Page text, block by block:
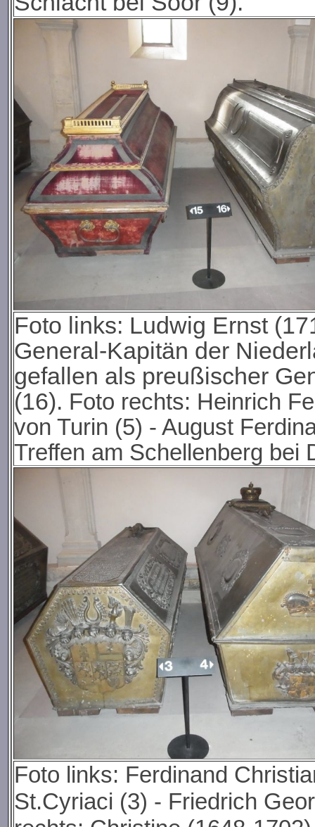
Foto links: Ludwig Ernst
General-Kapitän der
gefallen als preußischer
(16). Foto rechts: Heinrich
von Turin (5) - August
Treffen am Schellenberg bei
Foto links: Ferdinand
St.Cyriaci (3) - Friedrich